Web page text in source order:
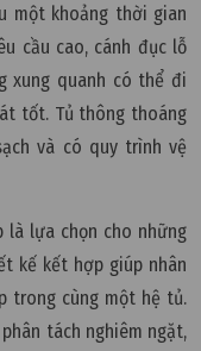
một khoảng thời gian
cầu cao, cánh đục lỗ
xung quanh có thể đi
tốt. Tủ thông thoáng
và có quy trình vệ
lựa chọn cho những
kế kết hợp giúp nhân
trong cùng một hệ tủ.
tách nghiêm ngặt,